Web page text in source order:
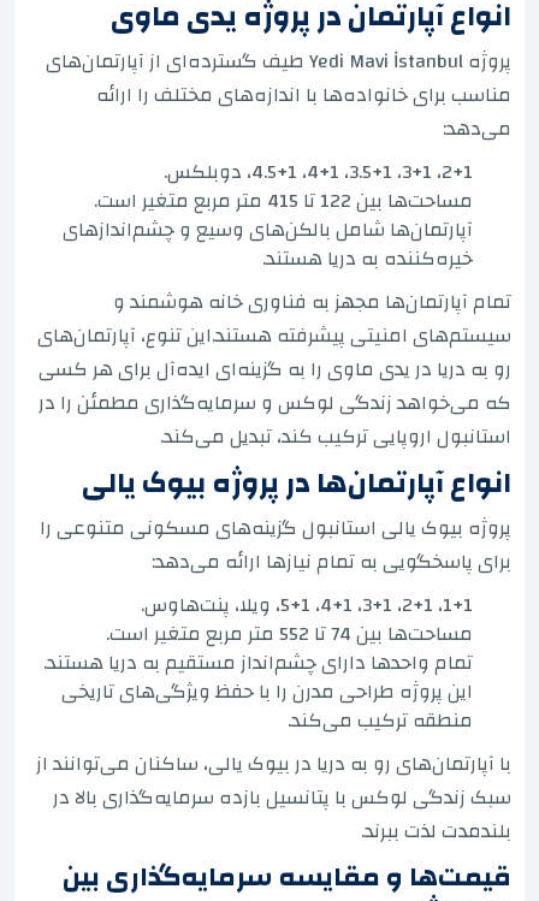
انواع آپارتمان در پروژه یدی ماوی
پروژه Yedi Mavi İstanbul طیف گسترده‌ای از آپارتمان‌های
مناسب برای خانواده‌ها با اندازه‌های مختلف را ارائه
می‌دهد:
2+1، 3+1، 3.5+1، 4+1، 4.5+1، دوبلکس.
مساحت‌ها بین 122 تا 415 متر مربع متغیر است.
آپارتمان‌ها شامل بالکن‌های وسیع و چشم‌اندازهای
خیره‌کننده به دریا هستند.
تمام آپارتمان‌ها مجهز به فناوری خانه هوشمند و
سیستم‌های امنیتی پیشرفته هستند.این تنوع، آپارتمان‌های
رو به دریا در یدی ماوی را به گزینه‌ای ایده‌آل برای هر کسی
که می‌خواهد زندگی لوکس و سرمایه‌گذاری مطمئن را در
استانبول اروپایی ترکیب کند، تبدیل می‌کند.
انواع آپارتمان‌ها در پروژه بیوک یالی
پروژه بیوک یالی استانبول گزینه‌های مسکونی متنوعی را
برای پاسخگویی به تمام نیازها ارائه می‌دهد:
1+1، 2+1، 3+1، 4+1، 5+1، ویلا، پنت‌هاوس.
مساحت‌ها بین 74 تا 552 متر مربع متغیر است.
تمام واحدها دارای چشم‌انداز مستقیم به دریا هستند.
این پروژه طراحی مدرن را با حفظ ویژگی‌های تاریخی
منطقه ترکیب می‌کند.
با آپارتمان‌های رو به دریا در بیوک یالی، ساکنان می‌توانند از
سبک زندگی لوکس با پتانسیل بازده سرمایه‌گذاری بالا در
بلندمدت لذت ببرند.
قیمت‌ها و مقایسه سرمایه‌گذاری بین